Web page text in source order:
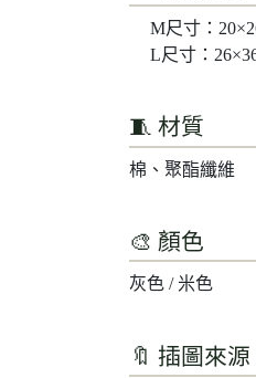
M尺寸：
L尺寸：
🧵 材質
棉、聚酯纖維
🎨 顏色
灰色 / 米色
🔖 插圖來源